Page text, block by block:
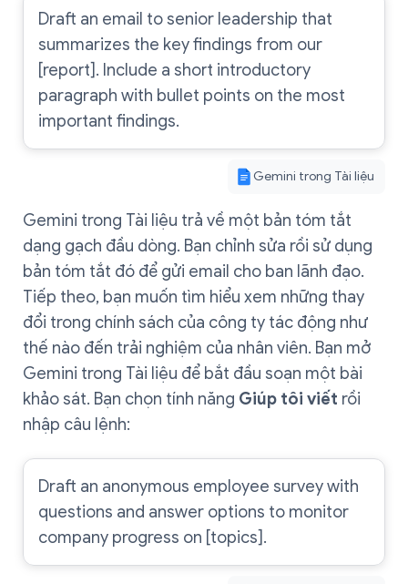
Draft an email to senior leadership that
summarizes the key findings from our
[report]. Include a short introductory
paragraph with bullet points on the most
important findings.
Gemini trong Tài liệu
Gemini trong Tài liệu trả về một bản tóm tắt
dạng gạch đầu dòng. Bạn chỉnh sửa rồi sử dụng
bản tóm tắt đó để gửi email cho ban lãnh đạo.
Tiếp theo, bạn muốn tìm hiểu xem những thay
đổi trong chính sách của công ty tác động như
thế nào đến trải nghiệm của nhân viên. Bạn mở
Gemini trong Tài liệu để bắt đầu soạn một bài
khảo sát. Bạn chọn tính năng Giúp tôi viết rồi
nhập câu lệnh:
Draft an anonymous employee survey with
questions and answer options to monitor
company progress on [topics].